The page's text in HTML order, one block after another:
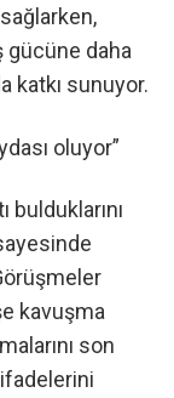
gücüne daha
katkı sunuyor.
oluyor”
kavuşma
son